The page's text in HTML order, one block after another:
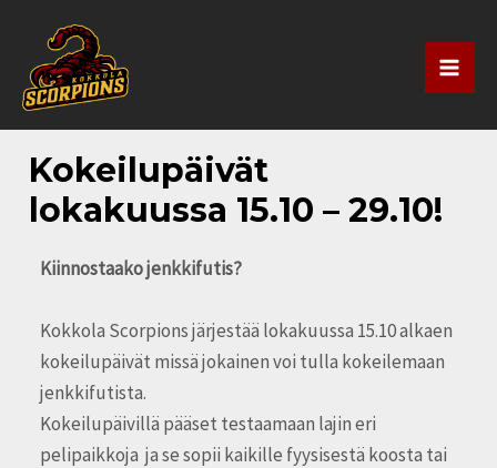
sisältöön
Kokeilupäivät
lokakuussa 15.10 – 29.10!
Kiinnostaako jenkkifutis?
Kokkola Scorpions järjestää lokakuussa 15.10 alkaen
kokeilupäivät missä jokainen voi tulla kokeilemaan
jenkkifutista.
Kokeilupäivillä pääset testaamaan lajin eri
pelipaikkoja ja se sopii kaikille fyysisestä koosta tai
selaus